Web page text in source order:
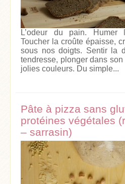
L’odeur du pain. Humer
Toucher la croûte épaisse,
sous nos doigts. Sentir la
tendresse, plonger dans
jolies couleurs. Du simple...
Pâte à pizza sans
protéines végétales
– sarrasin)